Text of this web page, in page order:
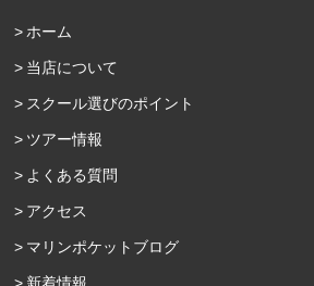
ホーム
当店について
スクール選びのポイント
ツアー情報
よくある質問
アクセス
マリンポケットブログ
新着情報